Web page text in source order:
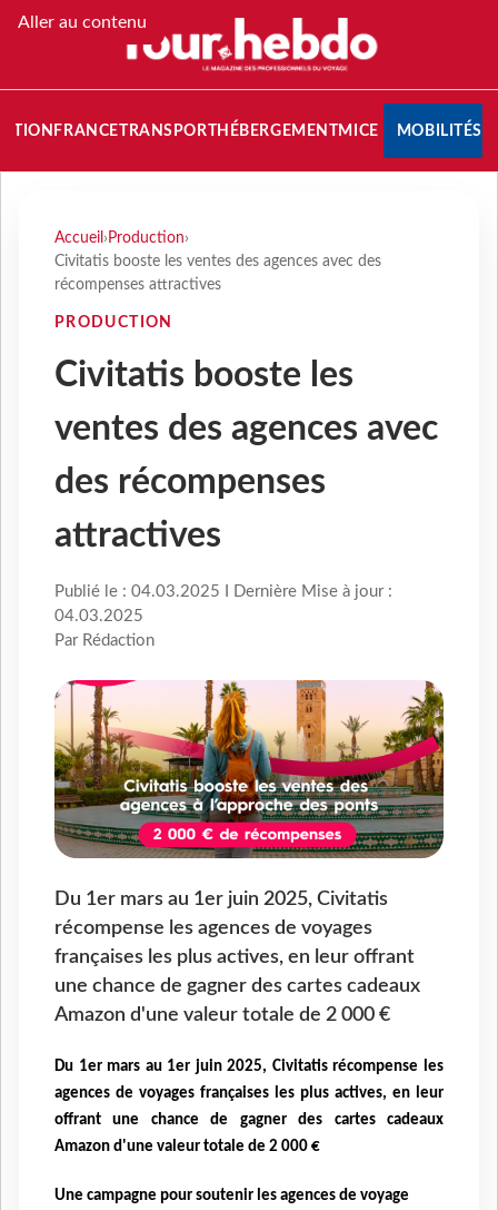
Aller au contenu
FRANCETRANSPORT HÉBERGEMENTMICE MOBILITÉS
Accueil › Production›
Civitatis booste les ventes des agences avec des
récompenses attractives
PRODUCTION
Civitatis booste les
ventes des agences avec
des récompenses
attractives
Publié le : 04.03.2025 I Dernière Mise à jour :
04.03.2025
Par Rédaction
Du 1er mars au 1er juin 2025, Civitatis
récompense les agences de voyages
françaises les plus actives, en leur offrant
une chance de gagner des cartes cadeaux
Amazon d'une valeur totale de 2 000 €
Du 1er mars au 1er juin 2025, Civitatis récompense les
agences de voyages françaises les plus actives, en leur
offrant une chance de gagner des cartes cadeaux
Amazon d'une valeur totale de 2 000 €
Une campagne pour soutenir les agences de voyage